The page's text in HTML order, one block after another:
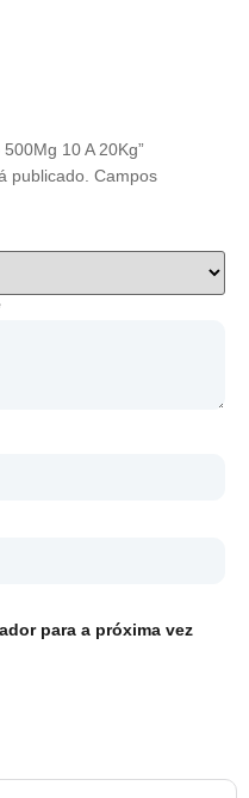
10 A 20Kg”
publicado. Campos
para a próxima vez